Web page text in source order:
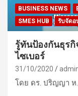
BUSINESS NEWS
SMES HUB
รับจัดอ
รู้ทันป้องกันธุรกิ
ไซเบอร์
31/10/2020
โดย ดร. ปริญญา ห